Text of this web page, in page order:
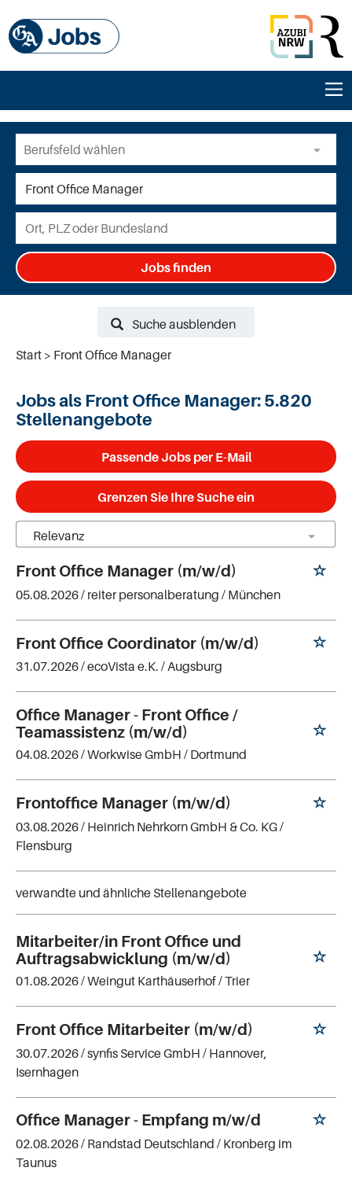
Jobs finden
Suche ausblenden
Start
Front Office Manager
Jobs als Front Office Manager:5.820
Stellenangebote
Passende Jobs per E-Mail
Grenzen Sie Ihre Suche ein
Front Office Manager (m/w/d)
05.08.2026 / reiter personalberatung / München
Front Office Coordinator (m/w/d)
31.07.2026 /ecoVista e.K. / Augsburg
Office Manager - Front Office /
Teamassistenz (m/w/d)
04.08.2026 /Workwise GmbH / Dortmund
Frontoffice Manager (m/w/d)
03.08.2026 / Heinrich Nehrkorn GmbH & Co. KG/
Flensburg
verwandte und ähnliche Stellenangebote
Mitarbeiter/in Front Office und
Auftragsabwicklung (m/w/d)
01.08.2026 /Weingut Karthäuserhof/ Trier
Front Office Mitarbeiter (m/w/d)
30.07.2026 /synfis Service GmbH / Hannover,
Isernhagen
Office Manager - Empfang m/w/d
02.08.2026 / Randstad Deutschland / Kronberg im
Taunus